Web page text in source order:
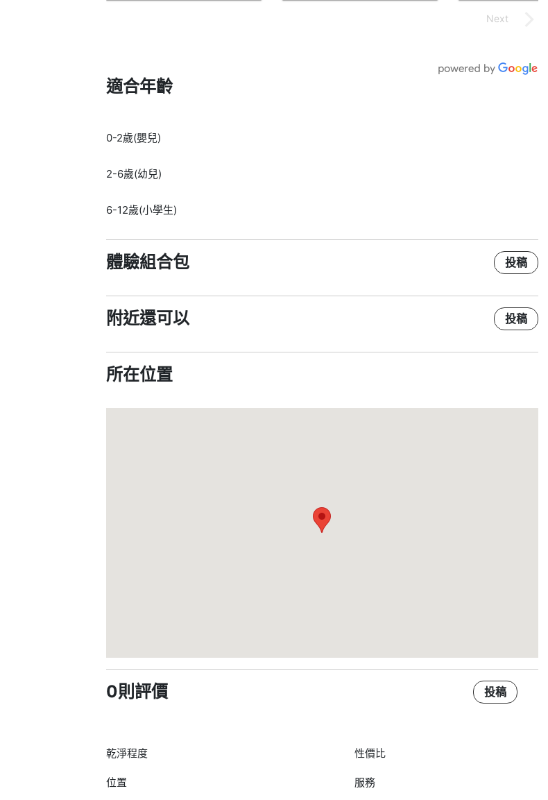
適合年齡
0-2歲(嬰兒)
2-6歲(幼兒)
6-12歲(小學生)
體驗組合包 投稿
附近還可以 投稿
所在位置
0則評價 投稿
乾淨程度
位置
性價比
服務